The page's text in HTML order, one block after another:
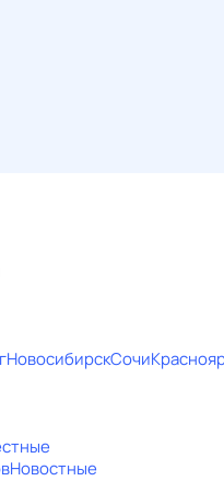
НовосибирскСочи
Новостные